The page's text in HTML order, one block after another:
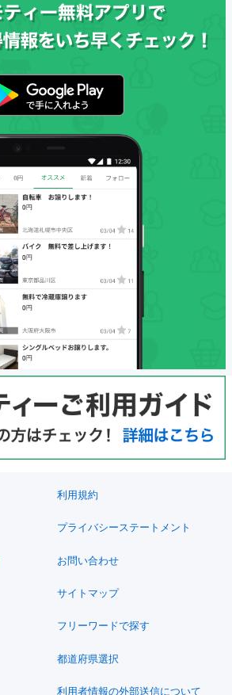
利用規約
プライバシーステートメント
お問い合わせ
サイトマップ
フリーワードで探す
都道府県選択
利用者情報の外部送信について